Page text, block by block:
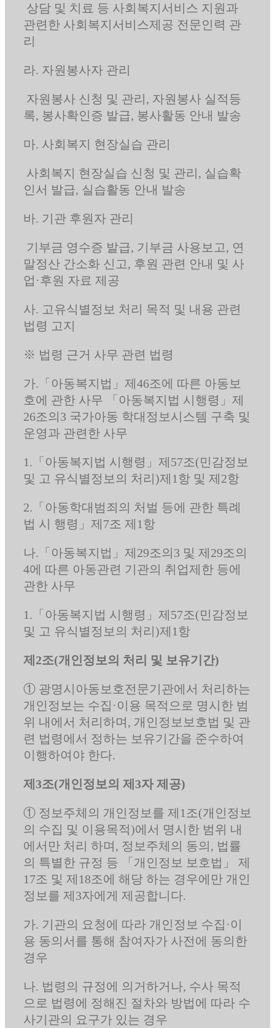
상담 및 치료 등 사회복지서비스 지원과
관련한 사회복지서비스제공 전문인력 관
리
라. 자원봉사자 관리
자원봉사 신청 및 관리, 자원봉사 실적등
록, 봉사확인증 발급, 봉사활동 안내 발송
마. 사회복지 현장실습 관리
사회복지 현장실습 신청 및 관리, 실습확
인서 발급, 실습활동 안내 발송
바. 기관 후원자 관리
기부금 영수증 발급, 기부금 사용보고, 연
말정산 간소화 신고, 후원 관련 안내 및 사
업·후원 자료 제공
사. 고유식별정보 처리 목적 및 내용 관련
법령 고지
※ 법령 근거 사무 관련 법령
가.「아동복지법」제46조에 따른 아동보
호에 관한 사무 「아동복지법 시행령」제
26조의3 국가아동 학대정보시스템 구축 및
운영과 관련한 사무
1.「아동복지법 시행령」제57조(민감정보
및 고 유식별정보의 처리)제1항 및 제2항
2.「아동학대범죄의 처벌 등에 관한 특례
법 시 행령」제7조 제1항
나.「아동복지법」제29조의3 및 제29조의
4에 따른 아동관련 기관의 취업제한 등에
관한 사무
1.「아동복지법 시행령」제57조(민감정보
및 고 유식별정보의 처리)제1항
제2조(개인정보의 처리 및 보유기간)
① 광명시아동보호전문기관에서 처리하는
개인정보는 수집·이용 목적으로 명시한 범
위 내에서 처리하며, 개인정보보호법 및 관
련 법령에서 정하는 보유기간을 준수하여
이행하여야 한다.
제3조(개인정보의 제3자 제공)
① 정보주체의 개인정보를 제1조(개인정보
의 수집 및 이용목적)에서 명시한 범위 내
에서만 처리 하며, 정보주체의 동의, 법률
의 특별한 규정 등 「개인정보 보호법」 제
17조 및 제18조에 해당 하는 경우에만 개인
정보를 제3자에게 제공합니다.
가. 기관의 요청에 따라 개인정보 수집·이
용 동의서를 통해 참여자가 사전에 동의한
경우
나. 법령의 규정에 의거하거나, 수사 목적
으로 법령에 정해진 절차와 방법에 따라 수
사기관의 요구가 있는 경우